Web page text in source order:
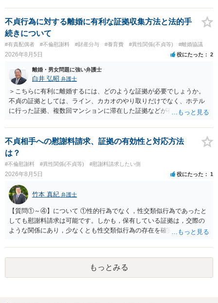
不貞行為に対する離婚に有利な証拠収集方法と法的手
続きについて
#有責配偶者 #不倫慰謝料 #財産分与 #養育費 #異性関係(不貞等) #離婚協議
2026年8月5日 役にたった 2
離婚・男女問題に強い弁護士
白井 弘昭 弁護士
＞こちらに有利に離婚するには、どのような証拠が必要でしょうか。
不貞の証拠としては、ライン、カカオのやり取りだけでなく、ホテル
に行った証拠、複数回マンションに滞在した証拠などが有効です。 不
婚する、慰謝料をとるなど）ことができると思われます。 ただし、不
貞発覚後、長期間同居を続けると、不貞を許したとの評価につながる
場合がありますので、ご注意ください。 以上、ご参考まで。
不貞相手への慰謝料請求、証拠の有効性と対応方法
は？
#不倫慰謝料 #異性関係(不貞等) #慰謝料請求したい側
2026年8月5日 役にたった 1
竹本 真紀 弁護士
【質問①～④】について ①性的行為でなく，性交類似行為であったと
しても慰謝料請求は可能です。しかも，保有している証拠は，交際の
ような関係にあり，少なくとも性交類似行為の存在を確実に証明でき
ことを窺わせるものです。）。ですから，慰謝料請求を進めることで
よいと思います。 ただ．慰謝料額については，婚姻破綻に至っていな
いとして，この点を考慮されることになるかもしれません。 ②夫との
今後のことを考えて書いてもらうか否かを検討するのがよいと思いま
もっとみる